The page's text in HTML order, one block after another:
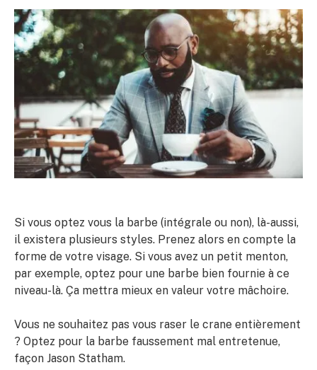
Si vous optez vous la barbe (intégrale ou non), là-aussi,
il existera plusieurs styles. Prenez alors en compte la
forme de votre visage. Si vous avez un petit menton,
par exemple, optez pour une barbe bien fournie à ce
niveau-là. Ça mettra mieux en valeur votre mâchoire.
Vous ne souhaitez pas vous raser le crane entièrement
? Optez pour la barbe faussement mal entretenue,
façon Jason Statham.